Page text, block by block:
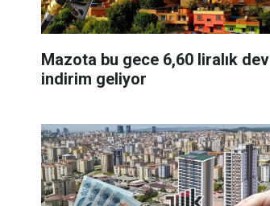
Mazota bu gece 6,60 liralık dev
indirim geliyor